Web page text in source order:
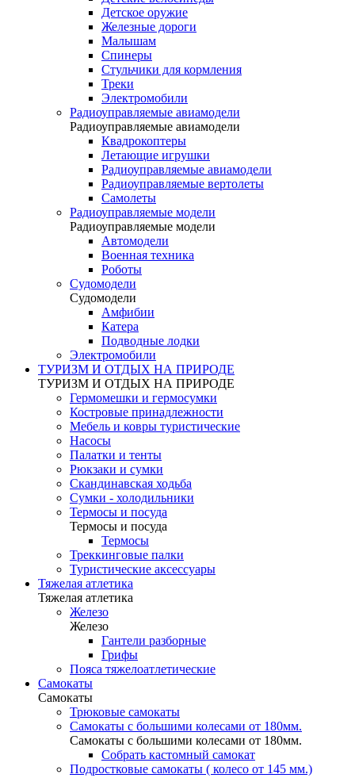
Детское оружие
Железные дороги
Малышам
Спинеры
Стульчики для кормления
Треки
Электромобили
Радиоуправляемые авиамодели
Радиоуправляемые авиамодели
Квадрокоптеры
Летающие игрушки
Радиоуправляемые авиамодели
Радиоуправляемые вертолеты
Самолеты
Радиоуправляемые модели
Радиоуправляемые модели
Автомодели
Военная техника
Роботы
Судомодели
Судомодели
Амфибии
Катера
Подводные лодки
Электромобили
ТУРИЗМ И ОТДЫХ НА ПРИРОДЕ
ТУРИЗМ И ОТДЫХ НА ПРИРОДЕ
Гермомешки и гермосумки
Костровые принадлежности
Мебель и ковры туристические
Насосы
Палатки и тенты
Рюкзаки и сумки
Скандинавская ходьба
Сумки - холодильники
Термосы и посуда
Термосы и посуда
Термосы
Треккинговые палки
Туристические аксессуары
Тяжелая атлетика
Тяжелая атлетика
Железо
Железо
Гантели разборные
Грифы
Пояса тяжелоатлетические
Самокаты
Самокаты
Трюковые самокаты
Самокаты с большими колесами от 180мм.
Самокаты с большими колесами от 180мм.
Собрать кастомный самокат
Подростковые самокаты ( колесо от 145 мм.)